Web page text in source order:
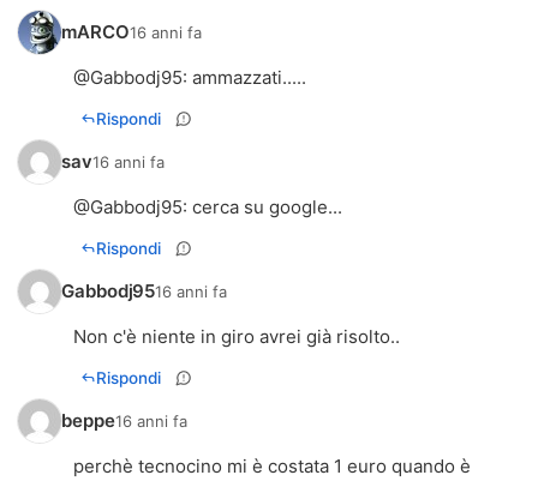
mARCO16 anni fa
@Gabbodj95: ammazzati.....
Rispondi
sav16 anni fa
@Gabbodj95: cerca su google...
Rispondi
Gabbodj9516 anni fa
Non c'è niente in giro avrei già risolto..
Rispondi
beppe16 anni fa
perchè tecnocino mi è costata 1 euro quando è